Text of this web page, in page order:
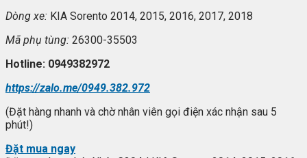
Dòng xe: KIA Sorento 2014, 2015, 2016, 2017, 2018
Mã phụ tùng: 26300-35503
Hotline: 0949382972
https://zalo.me/0949.382.972
(Đặt hàng nhanh và chờ nhân viên gọi điện xác nhận sau 5
phút!)
Đặt mua ngay